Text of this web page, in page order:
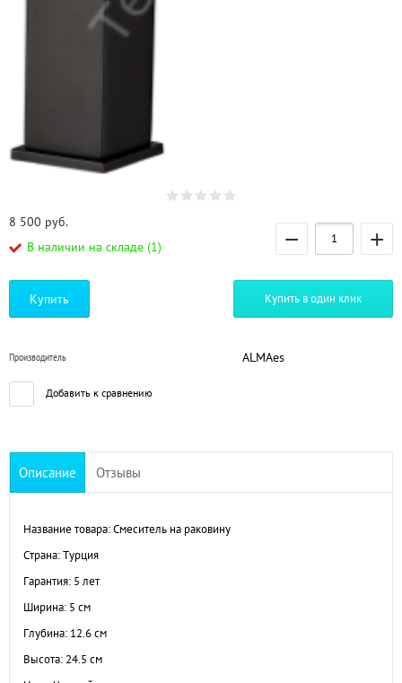
8 500 руб.
В наличии на складе (1)
− +
Купить Купить в один клик
Производитель ALMAes
Добавить к сравнению
Описание Отзывы
Название товара: Смеситель на раковину
Страна: Турция
Гарантия: 5 лет
Ширина: 5 см
Глубина: 12.6 см
Высота: 24.5 см